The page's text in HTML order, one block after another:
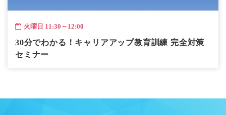
火曜日 11:30～12:00
30分でわかる！キャリアアップ教育訓練 完全対策
セミナー